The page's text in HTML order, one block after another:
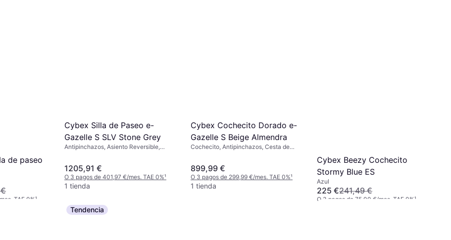
de paseo
TAE 0%¹
Cybex Silla de Paseo e-
Gazelle S SLV Stone Grey
Antipinchazos, Asiento Reversible,
1205,91 €
O 3 pagos de 401,97 €/mes. TAE 0%¹
1 tienda
Cybex Cochecito Dorado e-
Gazelle S Beige Almendra
Cochecito, Antipinchazos, Cesta de
Negro
899,99 €
O 3 pagos de 299,99 €/mes. TAE 0%¹
1 tienda
Cybex Beezy Cochecito
Stormy Blue ES
Azul
225 €241,49 €
O 3 pagos de 75,00 €/mes. TAE 0%¹
Tendencia